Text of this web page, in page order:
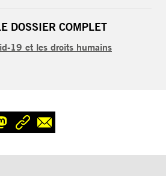
DOSSIER COMPLET
19 et les droits humains